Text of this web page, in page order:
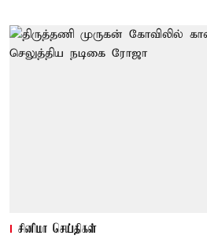
சினிமா செய்திகள்